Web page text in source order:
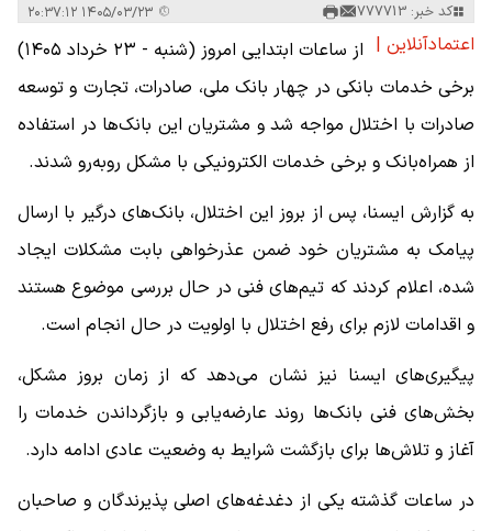
کد خبر: 777713
اعتمادآنلاین |
از ساعات ابتدایی امروز (شنبه - ۲۳ خرداد ۱۴۰۵)
برخی خدمات بانکی در چهار بانک ملی، صادرات، تجارت و توسعه
صادرات با اختلال مواجه شد و مشتریان این بانک‌ها در استفاده
از همراه‌بانک و برخی خدمات الکترونیکی با مشکل روبه‌رو شدند.
به گزارش ایسنا، پس از بروز این اختلال، بانک‌های درگیر با ارسال
پیامک به مشتریان خود ضمن عذرخواهی بابت مشکلات ایجاد
شده، اعلام کردند که تیم‌های فنی در حال بررسی موضوع هستند
و اقدامات لازم برای رفع اختلال با اولویت در حال انجام است.
پیگیری‌های ایسنا نیز نشان می‌دهد که از زمان بروز مشکل،
بخش‌های فنی بانک‌ها روند عارضه‌یابی و بازگرداندن خدمات را
آغاز و تلاش‌ها برای بازگشت شرایط به وضعیت عادی ادامه دارد.
در ساعات گذشته یکی از دغدغه‌های اصلی پذیرندگان و صاحبان